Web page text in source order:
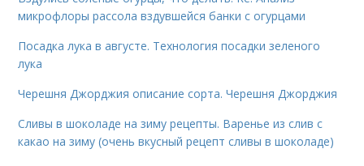
микрофлоры рассола вздувшейся банки с огурцами
Посадка лука в августе. Технология посадки зеленого
лука
Черешня Джорджия описание сорта. Черешня Джорджия
Сливы в шоколаде на зиму рецепты. Варенье из слив с
какао на зиму (очень вкусный рецепт сливы в шоколаде)